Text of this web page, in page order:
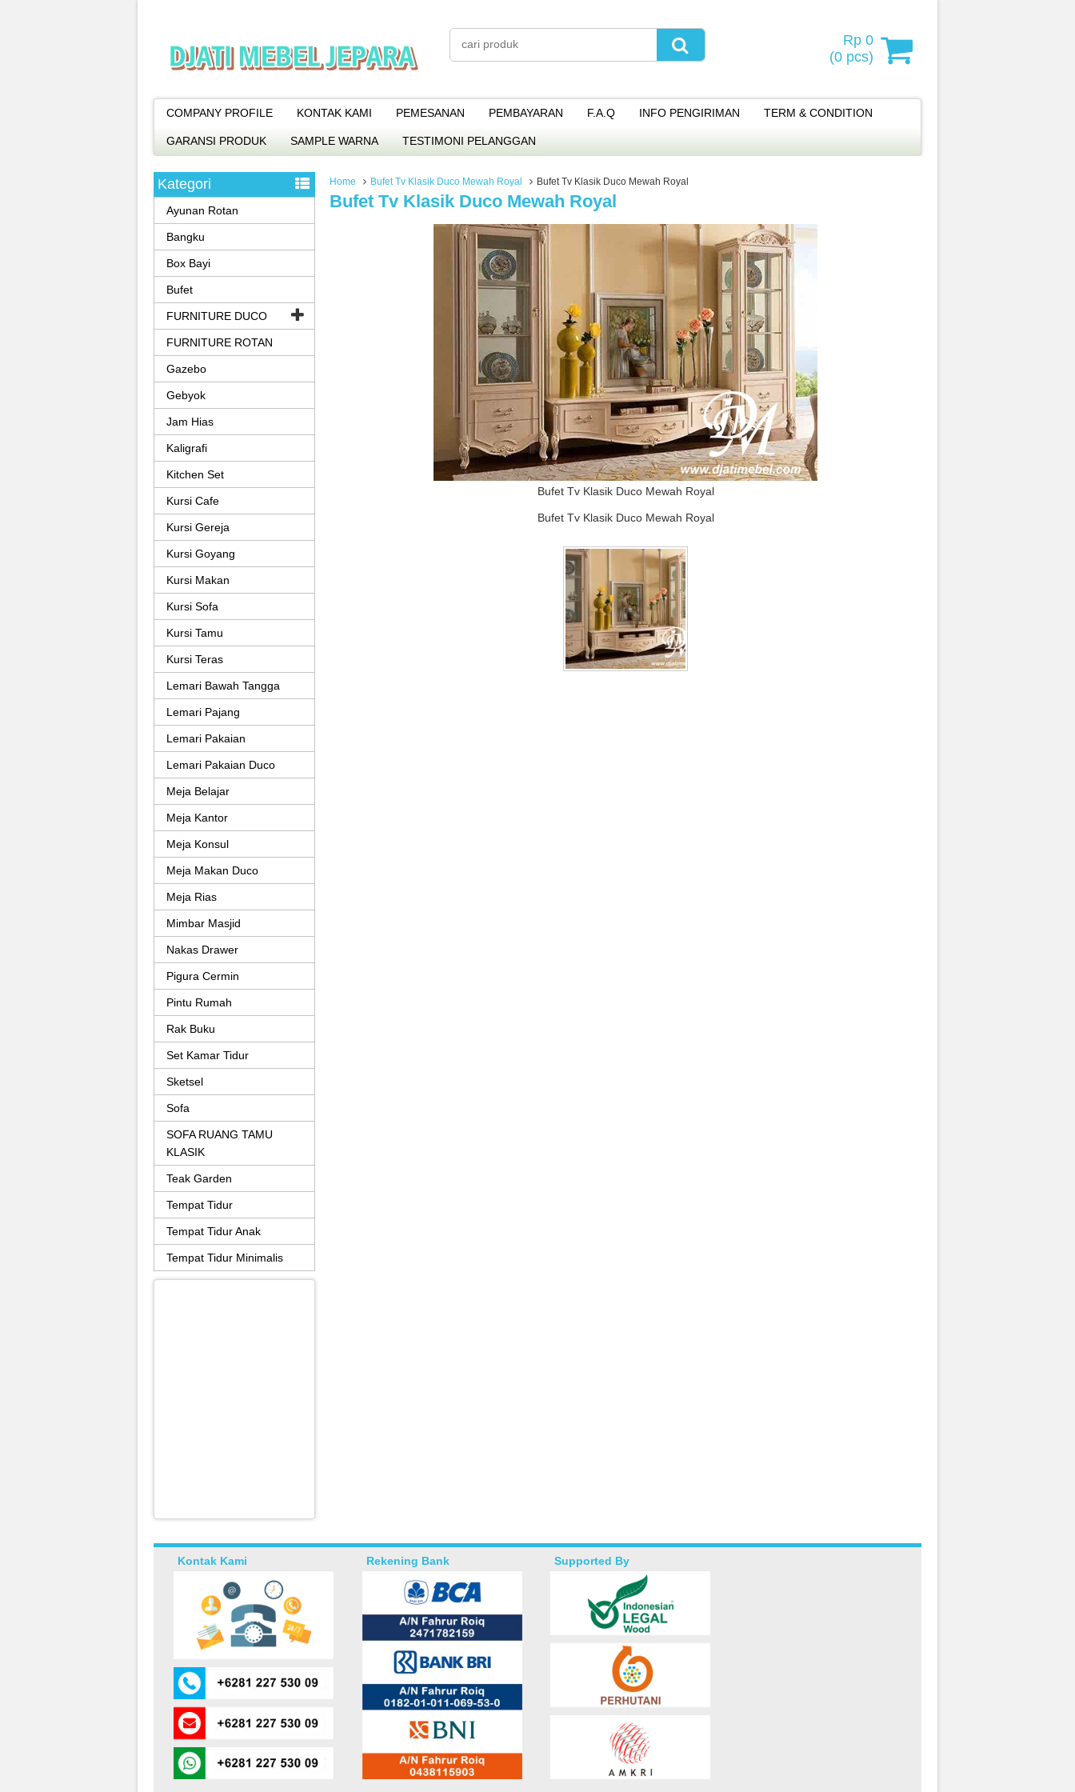
Rp 0
(0 pcs)
COMPANY PROFILE KONTAK KAMI PEMESANAN PEMBAYARAN F.A.Q INFO PENGIRIMAN TERM & CONDITION
GARANSI PRODUK SAMPLE WARNA TESTIMONI PELANGGAN
Home Bufet Tv Klasik Duco Mewah Royal Bufet Tv Klasik Duco Mewah Royal
Bufet Tv Klasik Duco Mewah Royal
Bufet Tv Klasik Duco Mewah Royal
Bufet Tv Klasik Duco Mewah Royal
Kategori
Ayunan Rotan
Bangku
Box Bayi
Bufet
FURNITURE DUCO
FURNITURE ROTAN
Gazebo
Gebyok
Jam Hias
Kaligrafi
Kitchen Set
Kursi Cafe
Kursi Gereja
Kursi Goyang
Kursi Makan
Kursi Sofa
Kursi Tamu
Kursi Teras
Lemari Bawah Tangga
Lemari Pajang
Lemari Pakaian
Lemari Pakaian Duco
Meja Belajar
Meja Kantor
Meja Konsul
Meja Makan Duco
Meja Rias
Mimbar Masjid
Nakas Drawer
Pigura Cermin
Pintu Rumah
Rak Buku
Set Kamar Tidur
Sketsel
Sofa
SOFA RUANG TAMU
KLASIK
Teak Garden
Tempat Tidur
Tempat Tidur Anak
Tempat Tidur Minimalis
Kontak Kami Rekening Bank Supported By